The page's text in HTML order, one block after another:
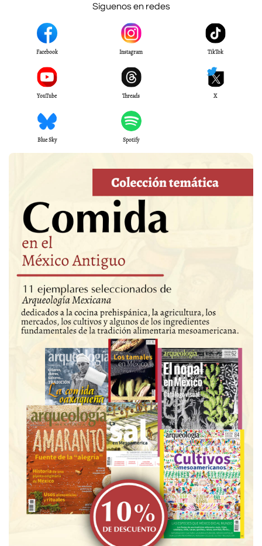
Síguenos en redes
Facebook Instagram TikTok
YouTube Threads X
Blue Sky Spotify